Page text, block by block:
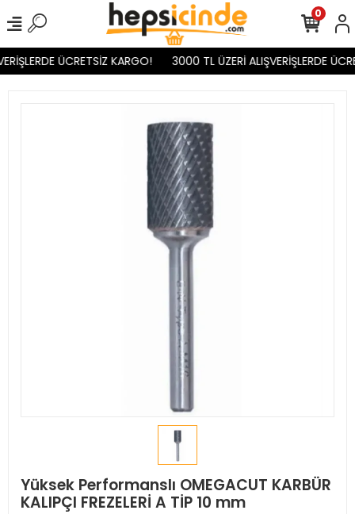
ÜCRETSİZ KARGO! 3000 TL ÜZERİ ALIŞVERİŞLERDE
0
Yüksek Performanslı OMEGACUT KARBÜR
KALIPÇI FREZELERİ A TİP 10 mm